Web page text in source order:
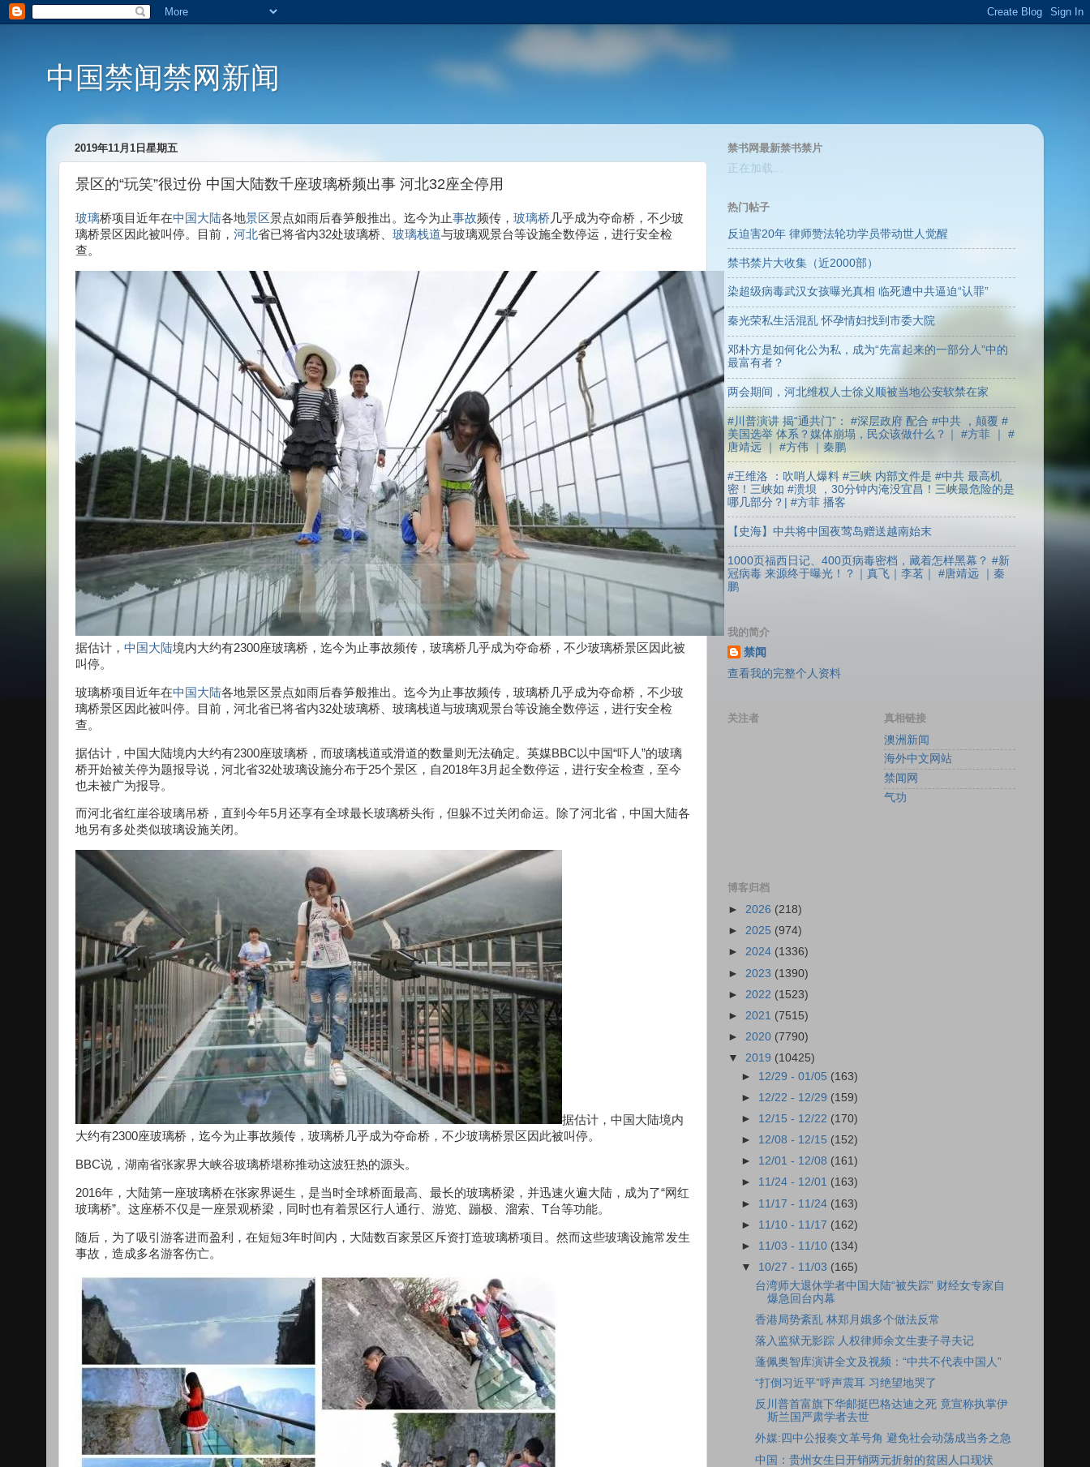
中国禁闻禁网新闻
2019年11月1日星期五
景区的“玩笑”很过份 中国大陆数千座玻璃桥频出事 河北32座全停用
玻璃桥项目近年在中国 大陆各地景区景点如雨后春笋般推出。迄今为止事故频传， 玻璃桥 几乎成为夺命桥，不少玻
璃桥景区因此被叫停。目前， 河北省已将省内32处玻璃桥、 玻璃栈道与玻璃观景台等设施全数停运，进行安全检
查。
据估计， 中国 大陆境内大约有2300座玻璃桥，迄今为止事故频传，玻璃桥几乎成为夺命桥，不少玻璃桥景区因此被
叫停。
玻璃桥项目近年在中国大陆各地景区景点如雨后春笋般推出。迄今为止事故频传，玻璃桥几乎成为夺命桥，不少玻
璃桥景区因此被叫停。目前，河北省已将省内32处玻璃桥、玻璃栈道与玻璃观景台等设施全数停运，进行安全检
查。
据估计，中国大陆境内大约有2300座玻璃桥，而玻璃栈道或滑道的数量则无法确定。英媒BBC以中国“吓人”的玻璃
桥开始被关停为题报导说，河北省32处玻璃设施分布于25个景区，自2018年3月起全数停运，进行安全检查，至今
也未被广为报导。
而河北省红崖谷玻璃吊桥，直到今年5月还享有全球最长玻璃桥头衔，但躲不过关闭命运。除了河北省，中国大陆各
地另有多处类似玻璃设施关闭。
据估计，中国大陆境内
大约有2300座玻璃桥，迄今为止事故频传，玻璃桥几乎成为夺命桥，不少玻璃桥景区因此被叫停。
BBC说，湖南省张家界大峡谷玻璃桥堪称推动这波狂热的源头。
2016年，大陆第一座玻璃桥在张家界诞生，是当时全球桥面最高、最长的玻璃桥梁，并迅速火遍大陆，成为了“网红
玻璃桥”。这座桥不仅是一座景观桥梁，同时也有着景区行人通行、游览、蹦极、溜索、T台等功能。
随后，为了吸引游客进而盈利，在短短3年时间内，大陆数百家景区斥资打造玻璃桥项目。然而这些玻璃设施常发生
事故，造成多名游客伤亡。
禁书网最新禁书禁片
正在加载...
热门帖子
反迫害20年 律师赞法轮功学员带动世人觉醒
禁书禁片大收集（近2000部）
染超级病毒武汉女孩曝光真相 临死遭中共逼迫“认罪”
秦光荣私生活混乱 怀孕情妇找到市委大院
邓朴方是如何化公为私，成为“先富起来的一部分人”中的
最富有者？
两会期间，河北维权人士徐义顺被当地公安软禁在家
#川普演讲 揭“通共门”： #深层政府 配合 #中共 ，颠覆 #
美国选举 体系？媒体崩塌，民众该做什么？｜ #方菲 ｜ #
唐靖远 ｜ #方伟 ｜秦鹏
#王维洛 ：吹哨人爆料 #三峡 内部文件是 #中共 最高机
密！三峡如 #溃坝 ，30分钟内淹没宜昌！三峡最危险的是
哪几部分？| #方菲 播客
【史海】中共将中国夜莺岛赠送越南始末
1000页福西日记、400页病毒密档，藏着怎样黑幕？ #新
冠病毒 来源终于曝光！？｜真飞｜李茗｜ #唐靖远 ｜秦
鹏
我的简介
禁闻
查看我的完整个人资料
关注者
真相链接
澳洲新闻
海外中文网站
禁闻网
气功
博客归档
► 2026 (218)
► 2025 (974)
► 2024 (1336)
► 2023 (1390)
► 2022 (1523)
► 2021 (7515)
► 2020 (7790)
▼ 2019 (10425)
► 12/29 - 01/05 (163)
► 12/22 - 12/29 (159)
► 12/15 - 12/22 (170)
► 12/08 - 12/15 (152)
► 12/01 - 12/08 (161)
► 11/24 - 12/01 (163)
► 11/17 - 11/24 (163)
► 11/10 - 11/17 (162)
► 11/03 - 11/10 (134)
▼ 10/27 - 11/03 (165)
台湾师大退休学者中国大陆“被失踪” 财经女专家自
爆急回台内幕
香港局势紊乱 林郑月娥多个做法反常
落入监狱无影踪 人权律师余文生妻子寻夫记
蓬佩奥智库演讲全文及视频：“中共不代表中国人”
“打倒习近平”呼声震耳 习绝望地哭了
反川普首富旗下华邮挺巴格达迪之死 竟宣称执掌伊
斯兰国严肃学者去世
外媒:四中公报奏文革号角 避免社会动荡成当务之急
中国：贵州女生日开销两元折射的贫困人口现状